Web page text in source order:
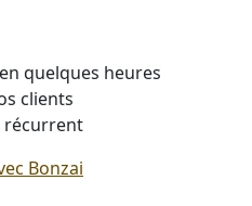
quelques heures
clients
récurrent
Bonzai